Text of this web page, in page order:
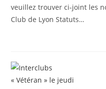
veuillez trouver ci-joint les
Club de Lyon Statuts…